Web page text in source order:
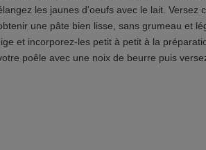
les jaunes d'oeufs avec le lait. Versez
une pâte bien lisse, sans grumeau et
et incorporez-les petit à petit à la
poêle avec une noix de beurre puis